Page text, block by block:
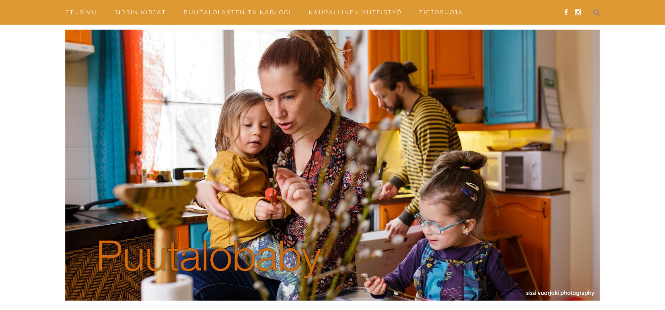
ETUSIVU SIPSIN KIRJAT PUUTALOLASTEN TAIKABLOGI KAUPALLINEN YHTEISTYÖ TIETOSUOJA